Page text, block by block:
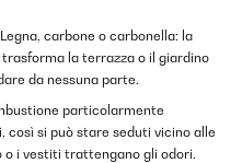
Legna, carbone o carbonella: la
la terrazza o il giardino
da nessuna parte.
particolarmente
si può stare seduti vicino alle
o i vestiti trattengano gli odori.